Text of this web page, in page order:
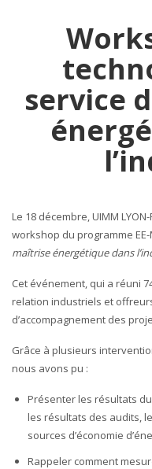
service
Le 18 décembre, UIMM
workshop du programme EE-
maîtrise énergétique dans
Cet événement, qui a réuni
relation industriels et
d’accompagnement des
Grâce à plusieurs
nous avons pu :
Présenter les résultats du
les résultats des audits,
sources d’économie
Rappeler comment